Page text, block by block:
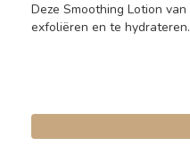
Deze Smoothing Lotion
exfoliëren en te hydrateren.